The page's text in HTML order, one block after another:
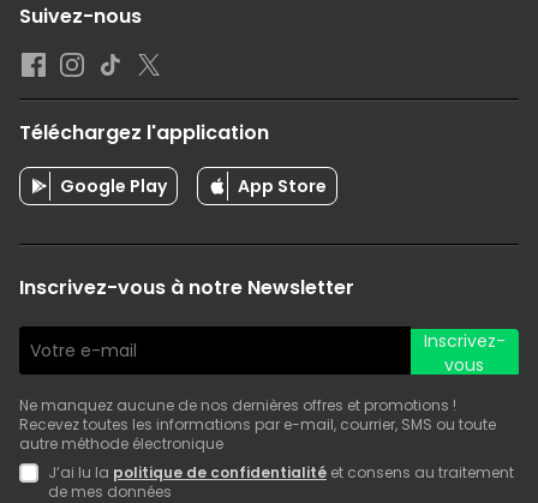
Suivez-nous
Téléchargez l'application
Google Play App Store
Inscrivez-vous à notre Newsletter
Inscrivez-
vous
Ne manquez aucune de nos dernières offres et promotions !
Recevez toutes les informations par e-mail, courrier, SMS ou toute
autre méthode électronique
J’ai lu la politique de confidentialité et consens au traitement
de mes données